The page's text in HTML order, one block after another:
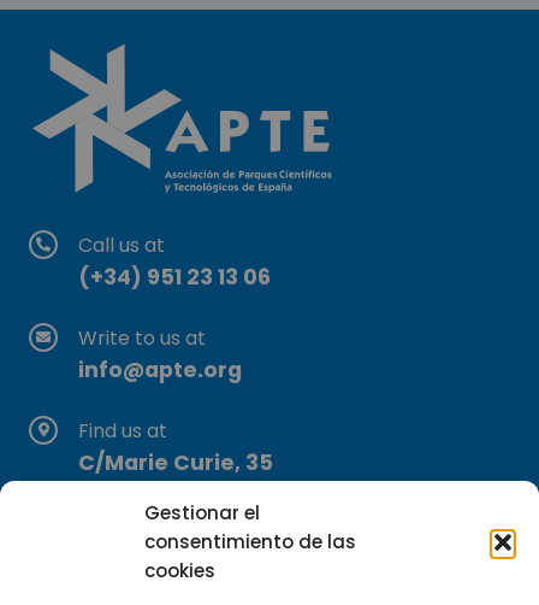
Gestionar el
consentimiento de las
cookies
Call us at
(+34) 951 23 13 06
Write to us at
info@apte.org
Find us at
C/Marie Curie, 35